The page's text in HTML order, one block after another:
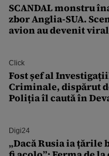
SCANDAL monstru
zbor Anglia-SUA.
avion au devenit
Click
Fost șef al
Criminale, dispărut
Poliția îl caută în
Digi24
„Dacă Rusia ia țările